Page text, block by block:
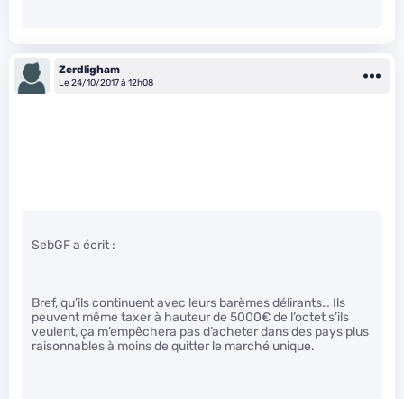
Zerdligham
Le 24/10/2017 à 12h08
SebGF a écrit :
Bref, qu’ils continuent avec leurs barèmes délirants… Ils
peuvent même taxer à hauteur de 5000€ de l’octet s’ils
veulent, ça m’empêchera pas d’acheter dans des pays plus
raisonnables à moins de quitter le marché unique.